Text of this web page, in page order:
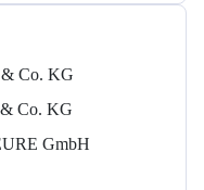
& Co. KG
Co. KG
GmbH